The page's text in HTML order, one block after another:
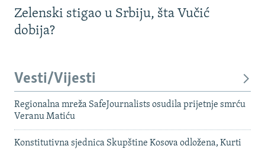
Zelenski stigao u Srbiju, šta Vučić
dobija?
Vesti/Vijesti
Regionalna mreža SafeJournalists osudila prijetnje smrću
Veranu Matiću
Konstitutivna sjednica Skupštine Kosova odložena, Kurti